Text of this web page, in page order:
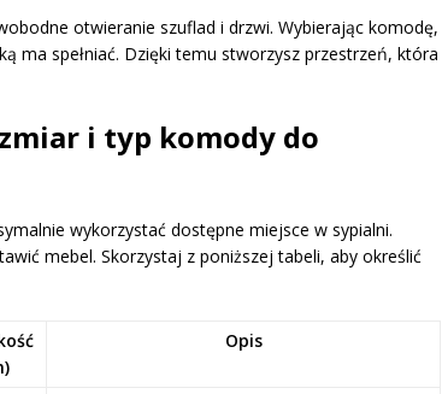
otwieranie szuflad i drzwi. Wybierając komodę,
ma spełniać. Dzięki temu stworzysz przestrzeń, która
i typ komody do
wykorzystać dostępne miejsce w sypialni.
mebel. Skorzystaj z poniższej tabeli, aby określić
Opis